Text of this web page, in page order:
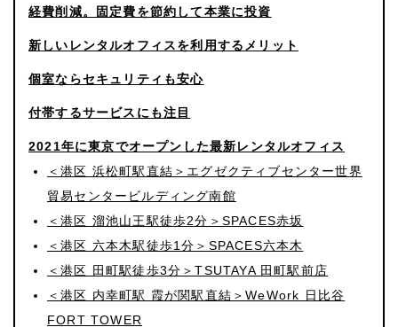
経費削減。固定費を節約して本業に投資
新しいレンタルオフィスを利用するメリット
個室ならセキュリティも安心
付帯するサービスにも注目
2021年に東京でオープンした最新レンタルオフィス
＜港区 浜松町駅直結＞エグゼクティブセンター世界
貿易センタービルディング南館
＜港区 溜池山王駅徒歩2分＞SPACES赤坂
＜港区 六本木駅徒歩1分＞SPACES六本木
＜港区 田町駅徒歩3分＞TSUTAYA 田町駅前店
＜港区 内幸町駅 霞が関駅直結＞WeWork 日比谷
FORT TOWER